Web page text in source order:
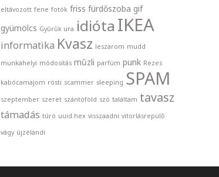
eltávozott fene fotók friss fürdőszoba gif
gyümölcs Gyűrűk ura idióta IKEA
informatika Kvasz leszarom mudd
munkahelyi módosítás műzli parfüm punk Rezes
kabócamajom rösti scammer sleeping SPAM
szeptember szeret szántóföld szó találtam tavasz
támadás túró uuid.hex visszaadni vitorlásrepülő
vágy újzélandi